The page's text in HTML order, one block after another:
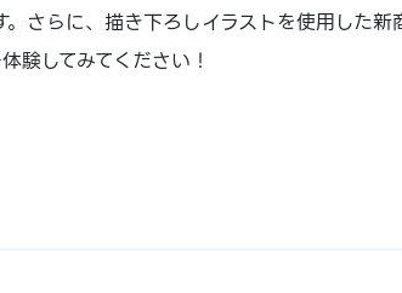
さらに、描き下ろしイラストを使用した
験してみてください！